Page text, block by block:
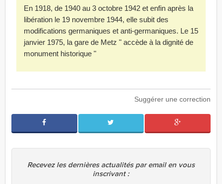
En 1918, de 1940 au 3 octobre 1942 et enfin après la
libération le 19 novembre 1944, elle subit des
modifications germaniques et anti-germaniques. Le 15
janvier 1975, la gare de Metz " accède à la dignité de
monument historique "
Suggérer une correction
Recevez les dernières actualités par email en vous
inscrivant :